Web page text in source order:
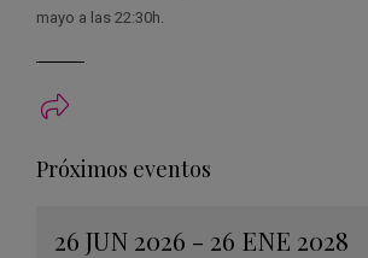
mayo a las 22:30h.
Próximos eventos
26 JUN 2026 - 26 ENE 2028